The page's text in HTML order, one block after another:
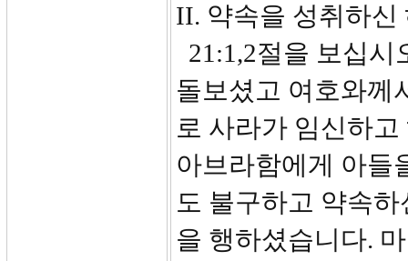
II. 약속을 성취하신
21:1,2절을 보십시
돌보셨고 여호와께
로 사라가 임신하
아브라함에게 아들
도 불구하고 약속
을 행하셨습니다.